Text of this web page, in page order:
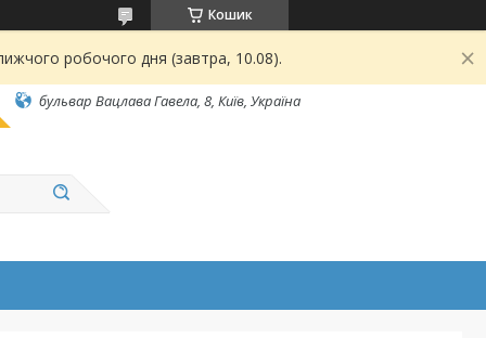
Кошик
робочого дня (завтра, 10.08).
бульвар Вацлава Гавела, 8, Київ, Україна